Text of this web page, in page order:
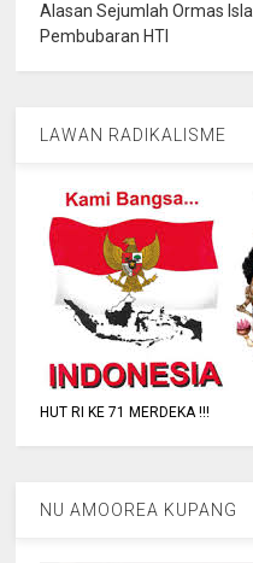
Alasan Sejumlah Ormas
Pembubaran HTI
LAWAN RADIKALISME
HUT RI KE 71 MERDEKA !!!
NU AMOOREA KUPANG